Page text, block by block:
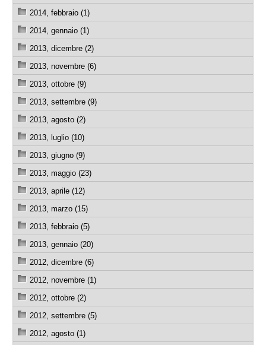
2014, febbraio (1)
2014, gennaio (1)
2013, dicembre (2)
2013, novembre (6)
2013, ottobre (9)
2013, settembre (9)
2013, agosto (2)
2013, luglio (10)
2013, giugno (9)
2013, maggio (23)
2013, aprile (12)
2013, marzo (15)
2013, febbraio (5)
2013, gennaio (20)
2012, dicembre (6)
2012, novembre (1)
2012, ottobre (2)
2012, settembre (5)
2012, agosto (1)